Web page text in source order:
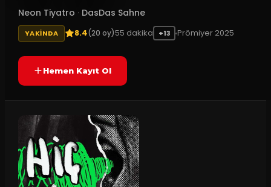
Neon Tiyatro · DasDas Sahne
YAKINDA 8.4(20 oy)55 dakika +13 Prömiyer 2025
Hemen Kayıt Ol